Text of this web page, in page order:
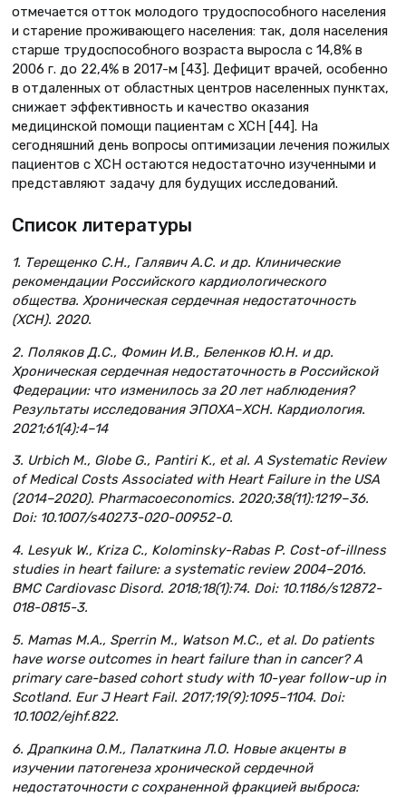
отмечается отток молодого трудоспособного населения
и старение проживающего населения: так, доля населения
старше трудоспособного возраста выросла с 14,8% в
2006 г. до 22,4% в 2017-м [43]. Дефицит врачей, особенно
в отдаленных от областных центров населенных пунктах,
снижает эффективность и качество оказания
медицинской помощи пациентам с ХСН [44]. На
сегодняшний день вопросы оптимизации лечения пожилых
пациентов с ХСН остаются недостаточно изученными и
представляют задачу для будущих исследований.
Список литературы
1. Терещенко С.Н., Галявич А.С. и др. Клинические
рекомендации Российского кардиологического
общества. Хроническая сердечная недостаточность
(ХСН). 2020.
2. Поляков Д.С., Фомин И.В., Беленков Ю.Н. и др.
Хроническая сердечная недостаточность в Российской
Федерации: что изменилось за 20 лет наблюдения?
Результаты исследования ЭПОХА–ХСН. Кардиология.
2021;61(4):4–14
3. Urbich M., Globe G., Pantiri K., et al. A Systematic Review
of Medical Costs Associated with Heart Failure in the USA
(2014–2020). Pharmacoeconomics. 2020;38(11):1219–36.
Doi: 10.1007/s40273-020-00952-0.
4. Lesyuk W., Kriza C., Kolominsky-Rabas P. Cost-of-illness
studies in heart failure: a systematic review 2004–2016.
BMC Cardiovasc Disord. 2018;18(1):74. Doi: 10.1186/s12872-
018-0815-3.
5. Mamas M.A., Sperrin M., Watson M.C., et al. Do patients
have worse outcomes in heart failure than in cancer? A
primary care-based cohort study with 10-year follow-up in
Scotland. Eur J Heart Fail. 2017;19(9):1095–1104. Doi:
10.1002/ejhf.822.
6. Драпкина О.М., Палаткина Л.О. Новые акценты в
изучении патогенеза хронической сердечной
недостаточности с сохраненной фракцией выброса: